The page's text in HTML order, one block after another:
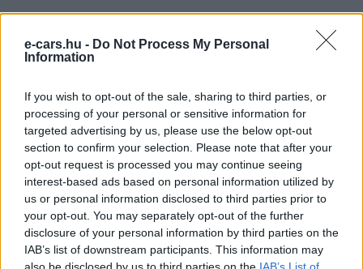
e-cars.hu - Do Not Process My Personal
Information
If you wish to opt-out of the sale, sharing to third parties, or
processing of your personal or sensitive information for
targeted advertising by us, please use the below opt-out
section to confirm your selection. Please note that after your
opt-out request is processed you may continue seeing
interest-based ads based on personal information utilized by
us or personal information disclosed to third parties prior to
your opt-out. You may separately opt-out of the further
disclosure of your personal information by third parties on the
IAB’s list of downstream participants. This information may
Elektromos
autó
Amerikában
Elektromos
autó
Magyarország az egyik legjobb hely az
e-autók lízingelésére
Akkumulátor
Feketelistára került a kínai CATL
akkumulátorgyártó Amerikában